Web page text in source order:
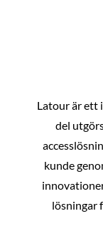
Latour är ett
del
kunde
lösningar